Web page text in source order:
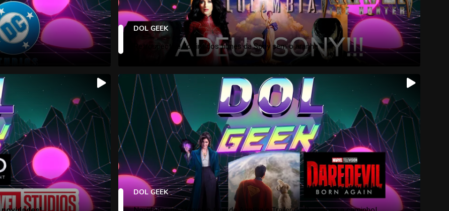
DOL GEEK
Retrospectiva do fim dos filmes da Sony sem o aranha
DOL GEEK